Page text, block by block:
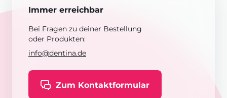
Immer erreichbar
Bei Fragen zu deiner Bestellung
oder Produkten:
info@dentina.de
Zum Kontaktformular